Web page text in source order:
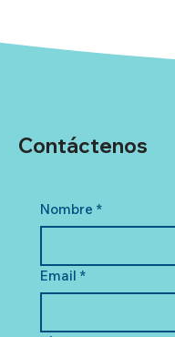
Nombre *
Email *
Contáctenos